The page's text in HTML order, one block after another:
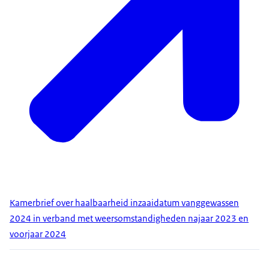
Kamerbrief over haalbaarheid inzaaidatum vanggewassen
2024 in verband met weersomstandigheden najaar 2023 en
voorjaar 2024